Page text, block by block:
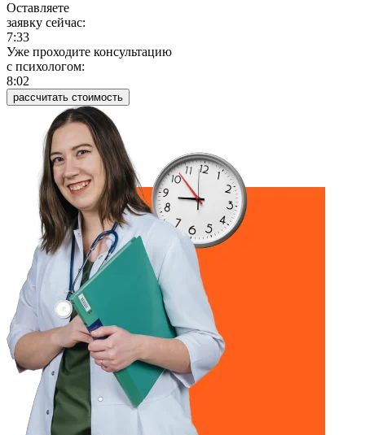
Оставляете
заявку сейчас:
7:33
Уже проходите консультацию
c психологом:
8:02
рассчитать стоимость